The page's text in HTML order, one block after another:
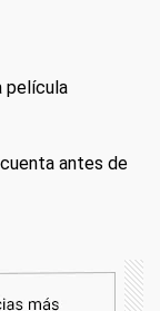
película
antes de